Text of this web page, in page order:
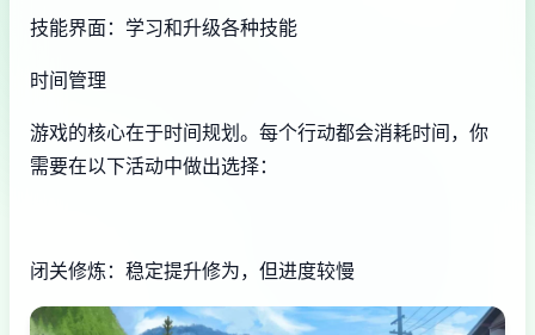
技能界面：学习和升级各种技能
时间管理
游戏的核心在于时间规划。每个行动都会消耗时间，你
需要在以下活动中做出选择：
闭关修炼：稳定提升修为，但进度较慢